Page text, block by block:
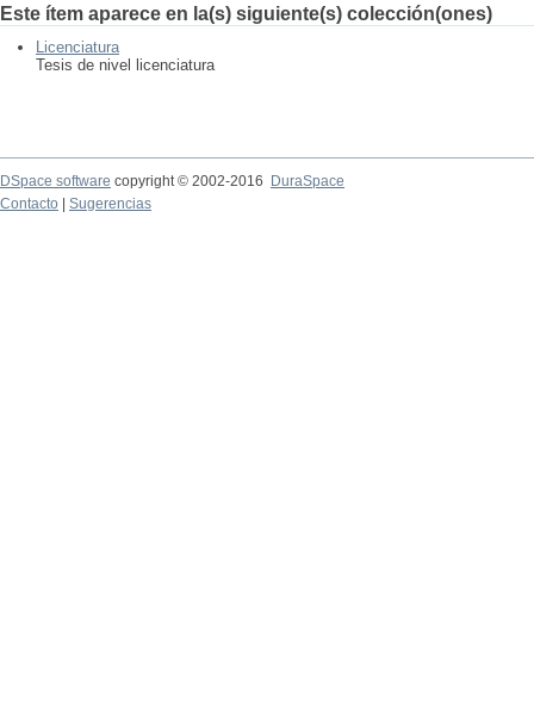
Este ítem aparece en la(s) siguiente(s) colección(ones)
Licenciatura
Tesis de nivel licenciatura
DSpace software copyright © 2002-2016
DuraSpace
Contacto
Sugerencias